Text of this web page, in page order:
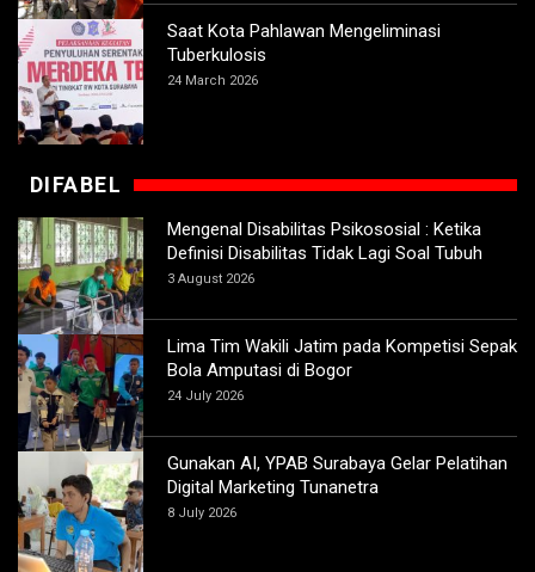
Saat Kota Pahlawan Mengeliminasi
Tuberkulosis
24 March 2026
DIFABEL
Mengenal Disabilitas Psikososial : Ketika
Definisi Disabilitas Tidak Lagi Soal Tubuh
3 August 2026
Lima Tim Wakili Jatim pada Kompetisi Sepak
Bola Amputasi di Bogor
24 July 2026
Gunakan AI, YPAB Surabaya Gelar Pelatihan
Digital Marketing Tunanetra
8 July 2026